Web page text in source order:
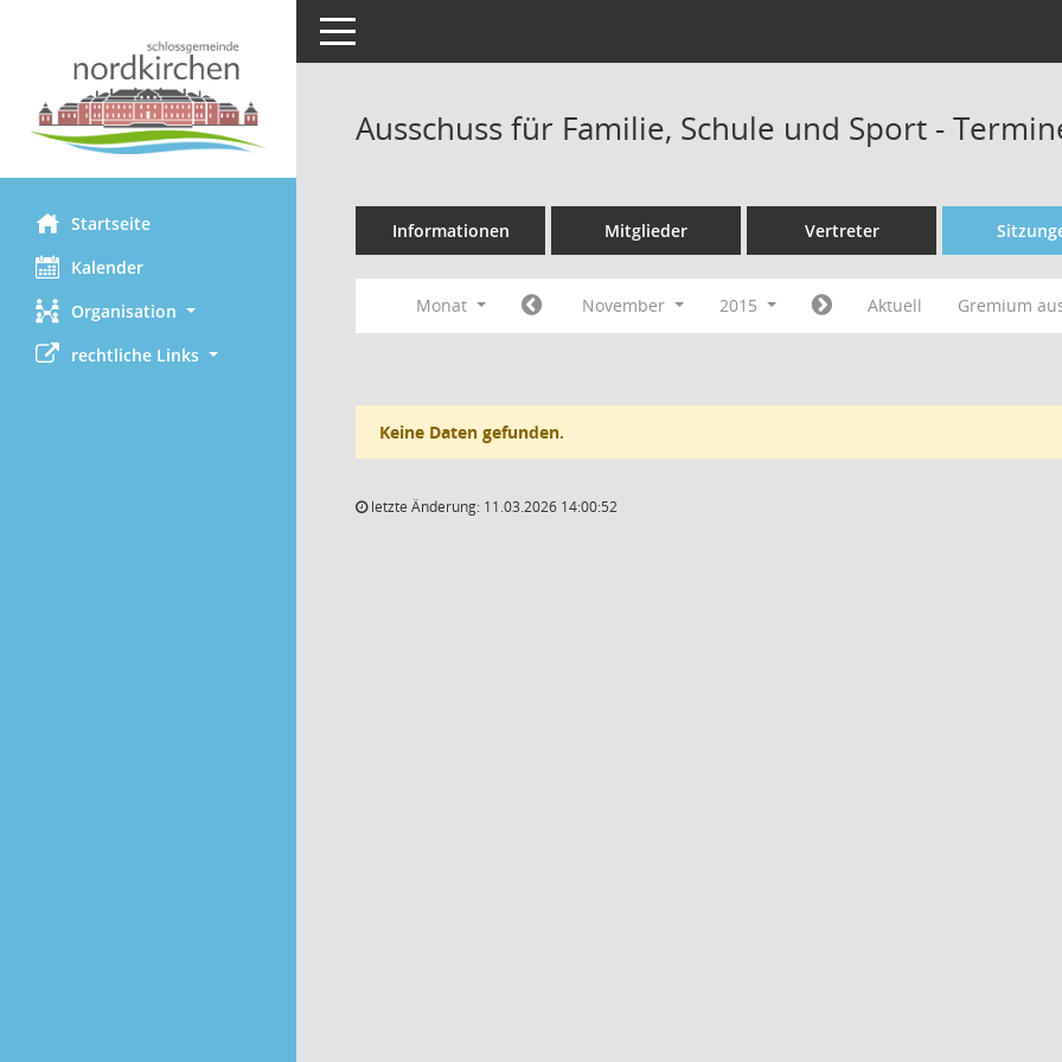
Startseite
Kalender
Organisation
rechtliche Links
Toggle navigation
Ausschuss für Familie, Schule und Sport -
Informationen Mitglieder Vertreter
Monat November 2015 Aktuell Gremium
Keine Daten gefunden.
letzte Änderung: 11.03.2026 14:00:52